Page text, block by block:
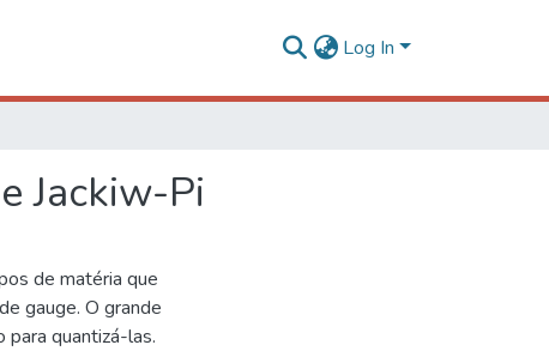
Log In
Jackiw-Pi
de matéria que
gauge. O grande
quantizá-las.